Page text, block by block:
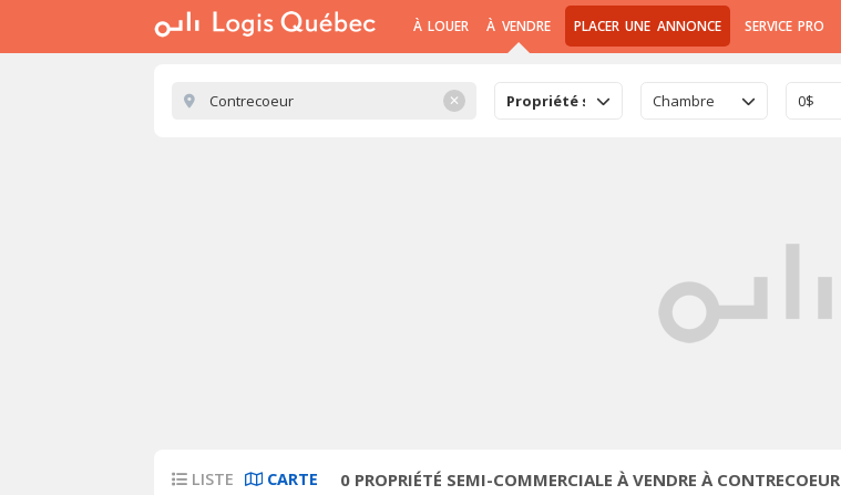
À LOUER À VENDRE PLACER UNE ANNONCE SERVICE PRO
✕ Propriété semi-commerciale
Chambre 0$
LISTE CARTE 0 PROPRIÉTÉ SEMI-COMMERCIALE À VENDRE À CONTRECOEUR